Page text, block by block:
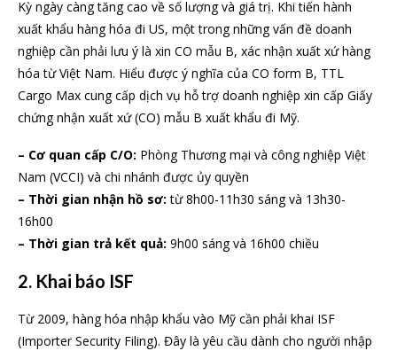
Kỳ ngày càng tăng cao về số lượng và giá trị. Khi tiến hành
xuất khẩu hàng hóa đi US, một trong những vấn đề doanh
nghiệp cần phải lưu ý là xin CO mẫu B, xác nhận xuất xứ hàng
hóa từ Việt Nam. Hiểu được ý nghĩa của CO form B, TTL
Cargo Max cung cấp dịch vụ hỗ trợ doanh nghiệp xin cấp Giấy
chứng nhận xuất xứ (CO) mẫu B xuất khẩu đi Mỹ.
– Cơ quan cấp C/O: Phòng Thương mại và công nghiệp Việt
Nam (VCCI) và chi nhánh được ủy quyền
– Thời gian nhận hồ sơ: từ 8h00-11h30 sáng và 13h30-
16h00
– Thời gian trả kết quả: 9h00 sáng và 16h00 chiều
2. Khai báo ISF
Từ 2009, hàng hóa nhập khẩu vào Mỹ cần phải khai ISF
(Importer Security Filing). Đây là yêu cầu dành cho người nhập